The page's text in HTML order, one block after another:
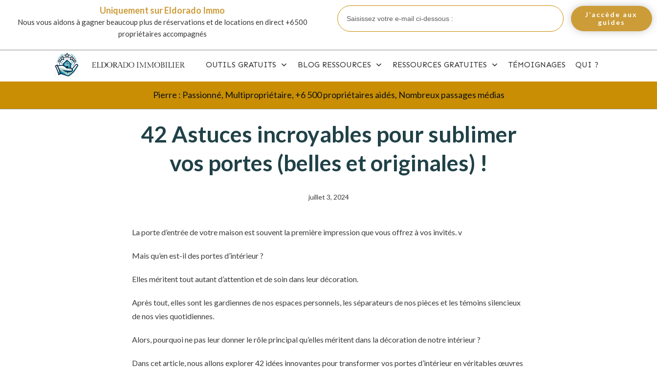
Uniquement sur Eldorado Immo
Nous vous aidons à gagner beaucoup plus de réservations et de locations en direct +6500
propriétaires accompagnés
J’accède aux
guides
OUTILS GRATUITS BLOG RESSOURCES RESSOURCES GRATUITES TÉMOIGNAGES QUI ?
Pierre : Passionné, Multipropriétaire, +6 500 propriétaires aidés, Nombreux passages médias
42 Astuces incroyables pour sublimer
vos portes (belles et originales) !
juillet 3, 2024
La porte d’entrée de votre maison est souvent la première impression que vous offrez à vos invités. v
Mais qu’en est-il des portes d’intérieur ?
Elles méritent tout autant d’attention et de soin dans leur décoration.
Après tout, elles sont les gardiennes de nos espaces personnels, les séparateurs de nos pièces et les témoins silencieux
de nos vies quotidiennes.
Alors, pourquoi ne pas leur donner le rôle principal qu’elles méritent dans la décoration de notre intérieur ?
Dans cet article, nous allons explorer 42 idées innovantes pour transformer vos portes d’intérieur en véritables œuvres